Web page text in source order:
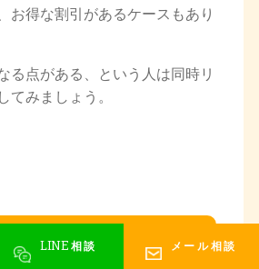
お得な割引があるケースもあり
る点がある、という人は同時リ
てみましょう。
ズが合わない
LINE 相談 メール相談